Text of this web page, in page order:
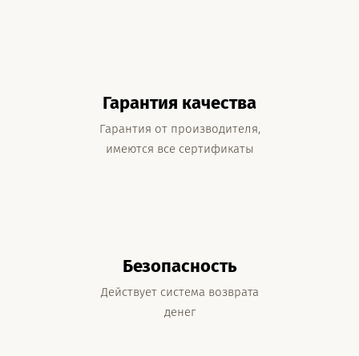
Гарантия качества
Гарантия от производителя,
имеются все сертификаты
Безопасность
Действует система возврата
денег